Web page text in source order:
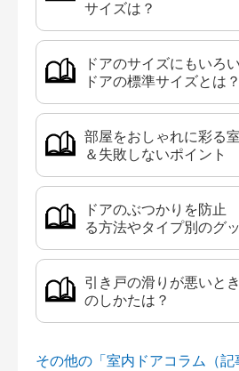
サイズは？
ドアのサイズにもいろ
ドアの標準サイズとは？
部屋をおしゃれに彩る
＆失敗しないポイント
ドアのぶつかりを防止
る方法やタイプ別のグ
引き戸の滑りが悪いと
のしかたは？
その他の「室内ドアコラム（記